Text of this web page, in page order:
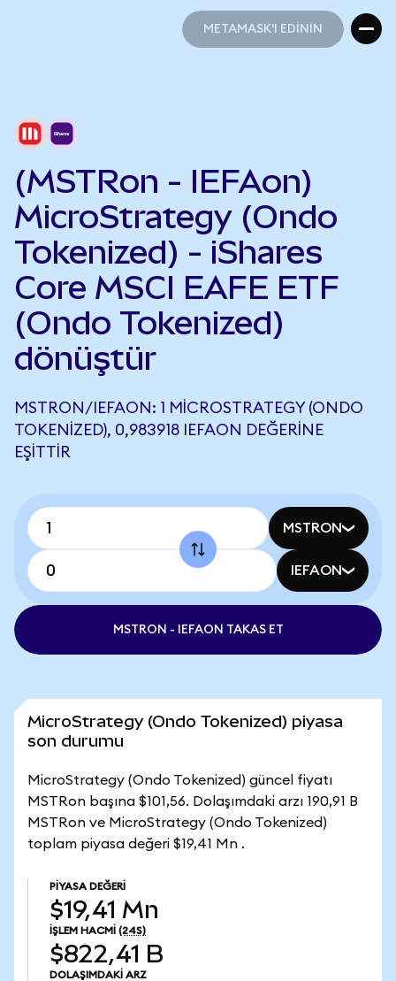
METAMASK'I EDİNİN
(MSTRon - IEFAon)
MicroStrategy (Ondo
Tokenized) - iShares
Core MSCI EAFE ETF
(Ondo Tokenized)
dönüştür
MSTRON/IEFAON: 1 MICROSTRATEGY (ONDO
TOKENIZED), 0,983918 IEFAON DEĞERINE
EŞITTIR
MSTRON
IEFAON
MSTRON - IEFAON TAKAS ET
MicroStrategy (Ondo Tokenized) piyasa
son durumu
MicroStrategy (Ondo Tokenized) güncel fiyatı
MSTRon başına $101,56. Dolaşımdaki arzı 190,91 B
MSTRon ve MicroStrategy (Ondo Tokenized)
toplam piyasa değeri $19,41 Mn .
PIYASA DEĞERI
$19,41 Mn
İŞLEM HACMI (24S)
$822,41 B
DOLAŞIMDAKI ARZ